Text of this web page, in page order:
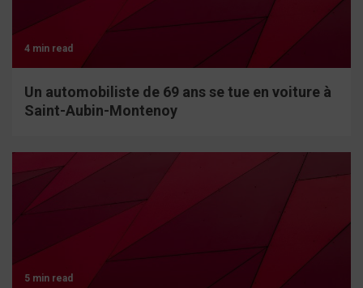
4 min read
Un automobiliste de 69 ans se tue en voiture à
Saint-Aubin-Montenoy
5 min read